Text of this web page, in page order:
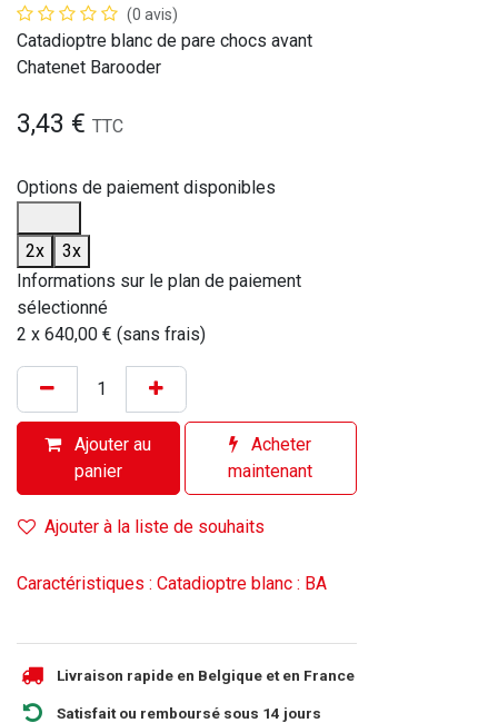
(0 avis)
Catadioptre blanc de pare chocs avant
Chatenet Barooder
3,43 € TTC
Options de paiement disponibles
2x
3x
Informations sur le plan de paiement
sélectionné
2 x 640,00 € (sans frais)
Ajouter au
panier
Acheter
maintenant
Ajouter à la liste de souhaits
Caractéristiques : Catadioptre blanc : BA
Livraison rapide en Belgique et en France
Satisfait ou remboursé sous 14 jours